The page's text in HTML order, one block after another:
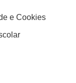
e Cookies